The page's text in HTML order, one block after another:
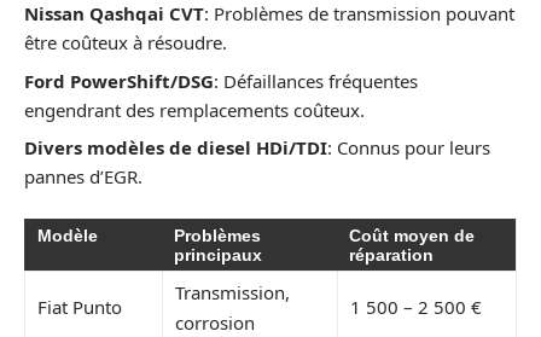
Nissan Qashqai CVT: Problèmes de transmission pouvant
être coûteux à résoudre.
Ford PowerShift/DSG: Défaillances fréquentes
engendrant des remplacements coûteux.
Divers modèles de diesel HDi/TDI: Connus pour leurs
pannes d’EGR.
Modèle
Problèmes
principaux
Coût moyen de
réparation
Fiat Punto
Transmission,
corrosion
1 500 – 2 500 €